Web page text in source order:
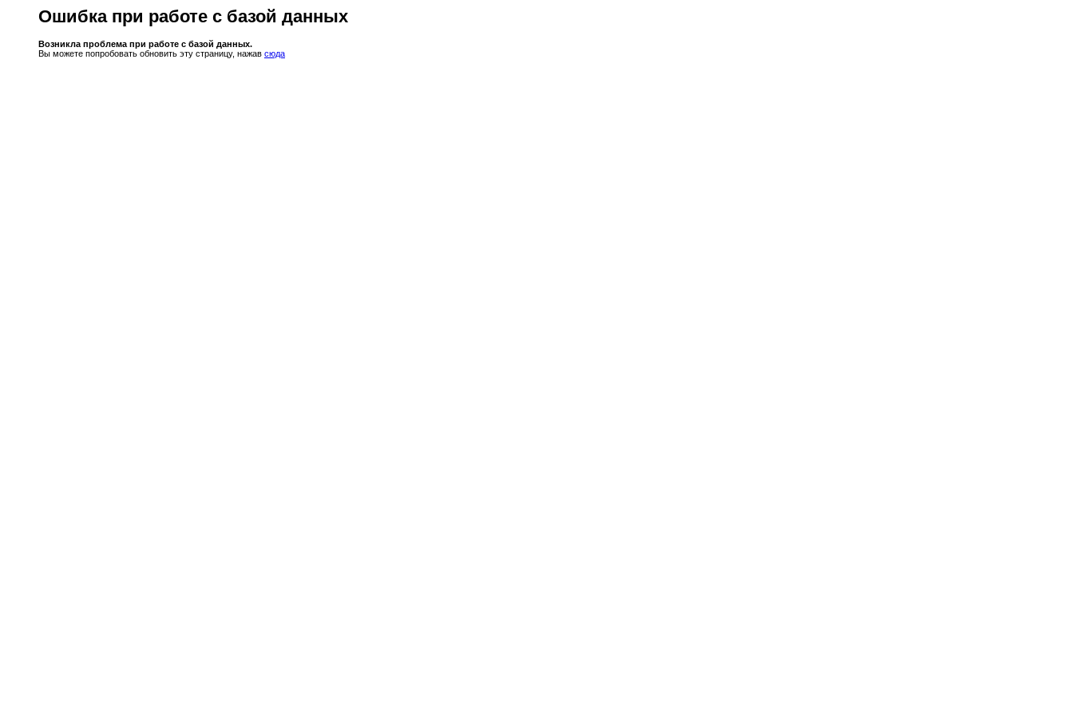
Ошибка при работе с базой данных
Возникла проблема при работе с базой данных.
Вы можете попробовать обновить эту страницу, нажав сюда